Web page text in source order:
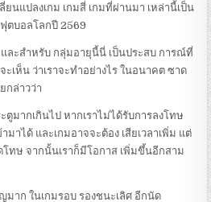
ยนแปลงเกม เกมสี่ เกมที่ผ่านมา เหล่านี้เป็น
ตบอลโลกปี 2569
ละสำหรับ กลุ่มอายุนี้นี่ เป็นประสบ การณ์ที่
ะเห็น ว่าเราจะทำอย่างไร ในอนาคต ซาด
กล่าวว่า
ตูมากเกินไป หากเราไม่ได้รับการลงโทษ
มาได้ และเกมอาจจะต้อง เสียเวลาเพิ่ม แต่
โทษ จากนั้นเราก็มีโอกาส เพิ่มขึ้นอีกสาม
มาก ในเกมรอบ รองชนะเลิศ อีกนัด